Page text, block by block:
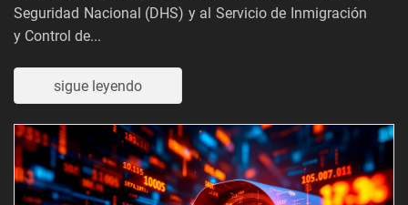
Seguridad Nacional (DHS) y al Servicio de Inmigración
y Control de...
sigue leyendo